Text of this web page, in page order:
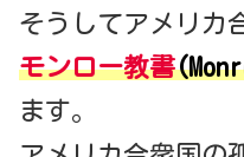
そうしてアメリカ
モンロー教書
ます。